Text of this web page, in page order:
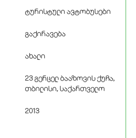
ტურისტული ავტობუსები
გაქირავება
ახალი
23 გერცელ ბააზოვის ქუჩა,
თბილისი, საქართველო
2013